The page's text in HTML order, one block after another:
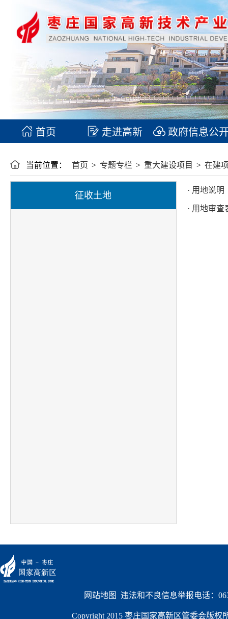
首页 走进高新 政府信息公
当前位置： 首页 > 专题专栏 > 重大建设项目 > 在建
征收土地
· 用地说明
· 用地审查
网站地图
违法和不良信息举报电话：
Copyright 2015 枣庄国家高新区管委会版权